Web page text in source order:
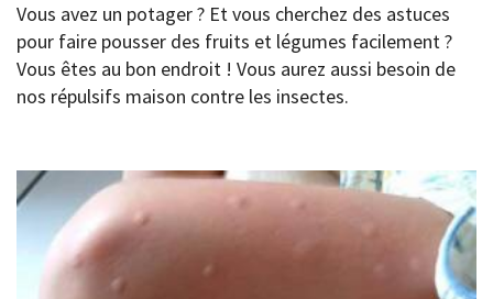
Vous avez un potager ? Et vous cherchez des astuces
pour faire pousser des fruits et légumes facilement ?
Vous êtes au bon endroit ! Vous aurez aussi besoin de
nos répulsifs maison contre les insectes.